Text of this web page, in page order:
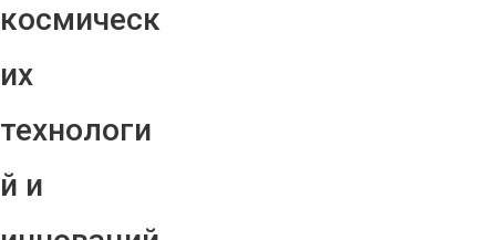
космическ
их
технологи
й и